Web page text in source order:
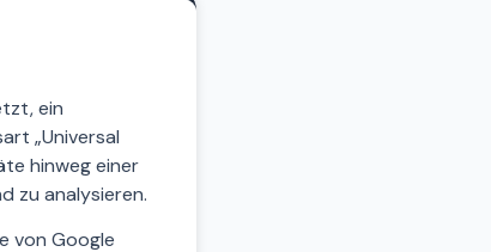
ein
„Universal
hinweg einer
zu analysieren.
von Google